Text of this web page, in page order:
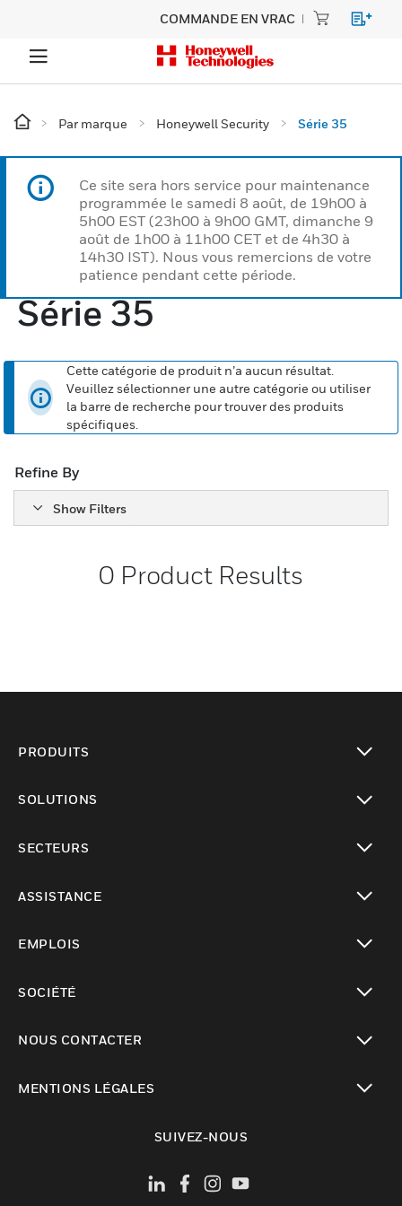
COMMANDE EN VRAC
Par marque Honeywell Security Série 35
Ce site sera hors service pour maintenance
programmée le samedi 8 août, de 19h00 à
5h00 EST (23h00 à 9h00 GMT, dimanche 9
août de 1h00 à 11h00 CET et de 4h30 à
14h30 IST). Nous vous remercions de votre
patience pendant cette période.
Série 35
Cette catégorie de produit n’a aucun résultat.
Veuillez sélectionner une autre catégorie ou utiliser
la barre de recherche pour trouver des produits
spécifiques.
Refine By
Show Filters
0 Product Results
PRODUITS
SOLUTIONS
SECTEURS
ASSISTANCE
EMPLOIS
SOCIÉTÉ
NOUS CONTACTER
MENTIONS LÉGALES
SUIVEZ-NOUS